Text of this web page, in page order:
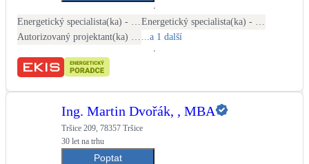
...a 1 další
Ing. Martin Dvořák, , MBA
Tršice 209, 78357 Tršice
30 let na trhu
Poptat